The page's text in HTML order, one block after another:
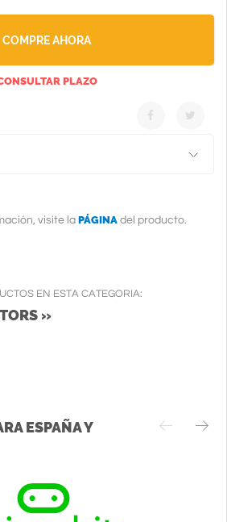
COMPRE AHORA
PLAZO
visite la PÁGINA del producto.
EN ESTA CATEGORIA:
»
ESPAÑA Y